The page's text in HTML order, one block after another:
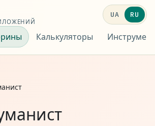
Калькуляторы
UA RU